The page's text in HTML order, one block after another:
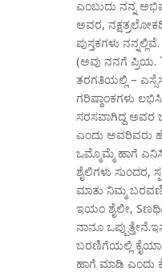
ಎಂಬುದು ನನ್ನ
ಅವರ,
ಪುಸ್ತಕಗಳು
(ಅವು ನನಗೆ ಪ್ರಿಯ.
ತರಗತಿಯಲ್ಲಿ –
ಗರಿಷ್ಠಾಂಕಗಳು
ಸರಸವಾಗಿದ್ದ ಅವರ
ಎಂದು ಅವರಿವರು
ಒಮ್ಮೊಮ್ಮೆ ಹಾಗೆ
ಶೈಲಿಗಳು ಸುಂದರ,
ಮಾತು ನಿಮ್ಮ
ಇಯಂ ಶೈಲೀ,
ನಾನೂ
ಬರಣಿಗೆಯಲ್ಲಿ
ಹಾಗೆ ಮಾಡಿ ಎಂದು